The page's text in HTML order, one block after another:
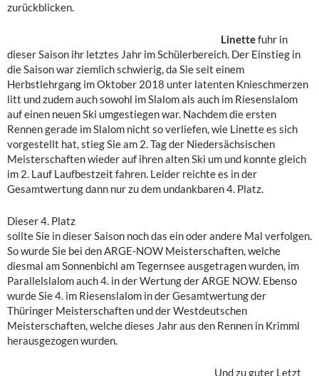
zurückblicken.
Linettefuhr in
dieser Saison ihr letztes Jahr im Schülerbereich. Der Einstieg in
die Saison war ziemlich schwierig, da Sie seit einem
Herbstlehrgang im Oktober 2018 unter latenten Knieschmerzen
litt und zudem auch sowohl im Slalom als auch im Riesenslalom
auf einen neuen Ski umgestiegen war. Nachdem die ersten
Rennen gerade im Slalom nicht so verliefen, wie Linette es sich
vorgestellt hat, stieg Sie am 2. Tag der Niedersächsischen
Meisterschaften wieder auf ihren alten Ski um und konnte gleich
im 2. Lauf Laufbestzeit fahren. Leider reichte es in der
Gesamtwertung dann nur zu dem undankbaren 4. Platz.
Dieser 4. Platz
sollte Sie in dieser Saison noch das ein oder andere Mal verfolgen.
So wurde Sie bei den ARGE-NOW Meisterschaften, welche
diesmal am Sonnenbichl am Tegernsee ausgetragen wurden, im
Parallelslalom auch 4. in der Wertung der ARGE NOW. Ebenso
wurde Sie 4. im Riesenslalom in der Gesamtwertung der
Thüringer Meisterschaften und der Westdeutschen
Meisterschaften, welche dieses Jahr aus den Rennen in Krimml
herausgezogen wurden.
Und zu guter Letzt